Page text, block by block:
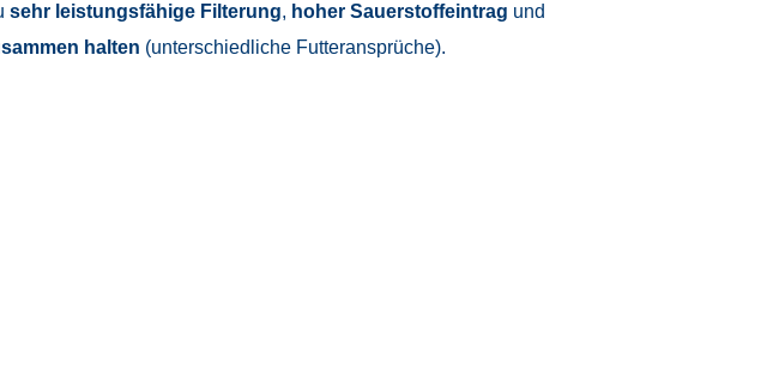
sehr leistungsfähige Filterung, hoher Sauerstoffeintrag und
halten (unterschiedliche Futteransprüche).